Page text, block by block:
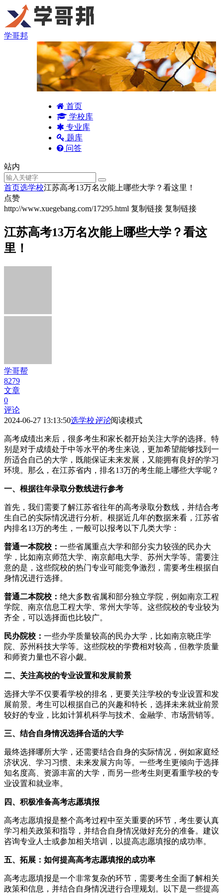
学哥邦
首页
学校库
专业库
题库
问答
站内
首页选学校江苏高考13万名次能上哪些大学？看这里！
点赞
http://www.xuegebang.com/17295.html 复制链接 复制链接
江苏高考13万名次能上哪些大学？看这
里！
学哥帮
8279
文章
0
评论
2024-06-27 13:13:50选学校评论阅读模式
高考成绩出来后，很多考生和家长都开始关注大学的选择。特
别是对于成绩处于中等水平的考生来说，更加希望能够找到一
所适合自己的大学，既能保证未来发展，又能拥有良好的学习
环境。那么，在江苏省内，排名13万的考生能上哪些大学呢？
一、根据往年录取分数线进行参考
首先，我们需要了解江苏省往年的高考录取分数线，并结合考
生自己的实际情况进行分析。根据近几年的数据来看，江苏省
内排名13万的考生，一般可以报考以下几类大学：
普通一本院校： 一些省属重点大学和部分实力较强的民办大
学，比如南京师范大学、南京邮电大学、苏州大学等。需要注
意的是，这些院校的热门专业可能竞争激烈，需要考生根据自
身情况进行选择。
普通二本院校： 绝大多数省属和部分独立学院，例如南京工程
学院、南京信息工程大学、常州大学等。这些院校的专业较为
齐全，可以选择面也比较广。
民办院校： 一些办学质量较高的民办大学，比如南京晓庄学
院、苏州科技大学等。这些院校的学费相对较高，但教学质量
和师资力量也不容小觑。
二、关注高校的专业设置和发展前景
选择大学不仅要看学校的排名，更要关注学校的专业设置和发
展前景。考生可以根据自己的兴趣和特长，选择未来就业前景
较好的专业，比如计算机科学与技术、金融学、市场营销等。
三、结合自身情况选择合适的大学
最终选择哪所大学，还需要结合自身的实际情况，例如家庭经
济状况、学习习惯、未来发展方向等。一些考生更倾向于选择
知名度高、资源丰富的大学，而另一些考生则更看重学校的专
业设置和就业率。
四、积极准备高考志愿填报
高考志愿填报是整个高考过程中至关重要的环节，考生要认真
学习相关政策和指导，并结合自身情况做好充分的准备。建议
咨询专业人士或参加相关培训，以提高志愿填报的成功率。
五、拓展：如何提高高考志愿填报的成功率
高考志愿填报是一个非常复杂的环节，需要考生全面了解相关
政策和信息，并结合自身情况进行合理规划。以下是一些提高